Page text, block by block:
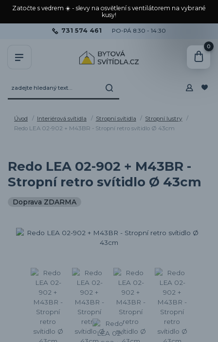
Zatočte s vedrem ☀️ - slevy na osvětlení s ventilátorem na vybrané
kusy!
731 574 461 PO-PÁ 8:30 - 14:30
0
Úvod Interiérová svítidla Stropní svítidla
Stropní lustry
Redo LEA 02-902 + M43BR - Stropní retro svítidlo Ø 43cm
Redo LEA 02-902 + M43BR -
Stropní retro svítidlo Ø 43cm
Doprava ZDARMA